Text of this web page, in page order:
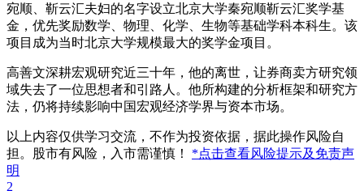
宛顺、靳云汇夫妇的名字设立北京大学秦宛顺靳云汇奖学基
金，优先奖励数学、物理、化学、生物等基础学科本科生。该
项目成为当时北京大学规模最大的奖学金项目。
高善文深耕宏观研究近三十年，他的离世，让券商卖方研究领
域失去了一位思想者和引路人。他所构建的分析框架和研究方
法，仍将持续影响中国宏观经济学界与资本市场。
以上内容仅供学习交流，不作为投资依据，据此操作风险自
担。股市有风险，入市需谨慎！ *点击查看风险提示及免责声
明
2